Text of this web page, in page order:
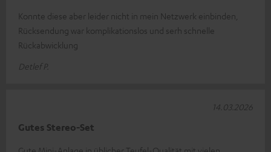
Konnte diese aber leider nicht in mein Netzwerk einbinden,
Rücksendung war komplikationslos und serh schnelle
Rückabwicklung
Detlef P.
Gutes Stereo-Set
14.03.2026